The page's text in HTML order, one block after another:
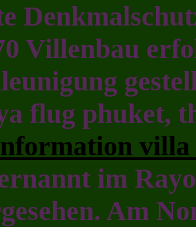
Villenbau
flug phuket,
im
Am